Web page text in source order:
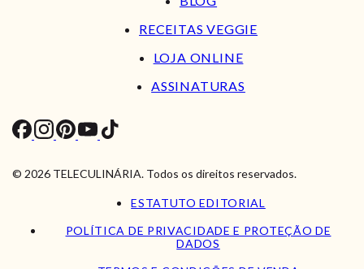
RECEITAS VEGGIE
LOJA ONLINE
ASSINATURAS
© 2026 TELECULINÁRIA. Todos os direitos reservados.
ESTATUTO EDITORIAL
POLÍTICA DE PRIVACIDADE E PROTEÇÃO DE
DADOS